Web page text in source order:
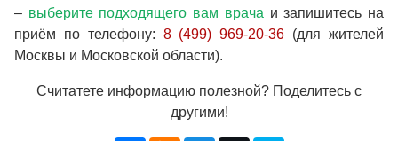
– выберите подходящего вам врача и запишитесь на
приём по телефону: 8 (499) 969-20-36 (для жителей
Москвы и Московской области).
Считатете информацию полезной? Поделитесь с
другими!